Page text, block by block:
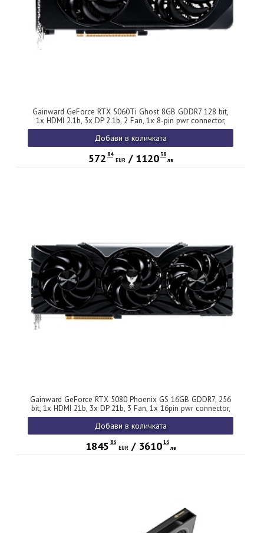
Gainward GeForce RTX 5060Ti Ghost 8GB GDDR7 128 bit,
1x HDMI 2.1b, 3x DP 2.1b, 2 Fan, 1x 8-pin pwr connector,
600W, 262.1 x 126.3 x 40.1 mm, NE7506T019P1-GB2062B
Добави в количката
572 84
EUR/ 1120 38
лв
Gainward GeForce RTX 5080 Phoenix GS 16GB GDDR7, 256
bit, 1x HDMI 21b, 3x DP 21b, 3 Fan, 1x 16pin pwr connector,
850W, 331.9 x 133.1 x 60 mm, NE75080S19T2-GB2031X
Добави в количката
1845 83
EUR/ 3610 13
лв